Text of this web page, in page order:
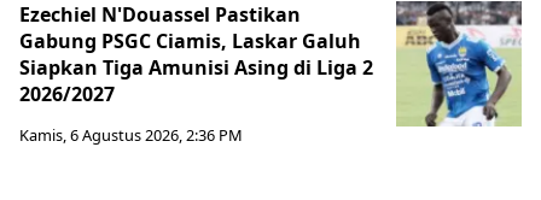
Ezechiel N'Douassel Pastikan
Gabung PSGC Ciamis, Laskar Galuh
Siapkan Tiga Amunisi Asing di Liga 2
2026/2027
Kamis, 6 Agustus 2026, 2:36 PM